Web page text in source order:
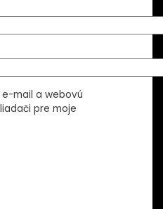
e-mail a webovú
pre moje